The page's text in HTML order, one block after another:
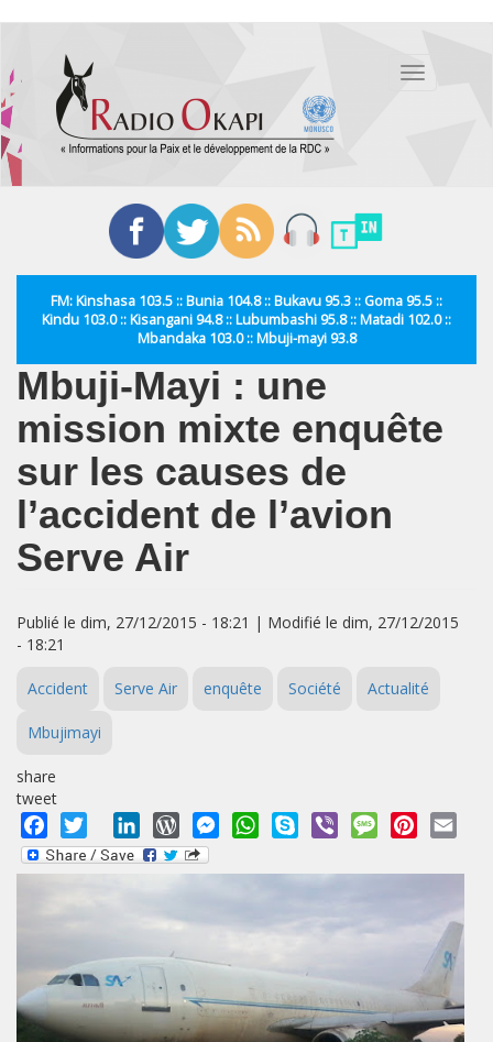
contenu
principal
Toggle
FM: Kinshasa 103.5 :: Bunia 104.8 :: Bukavu 95.3 :: Goma 95.5 ::
Kindu 103.0 :: Kisangani 94.8 :: Lubumbashi 95.8 :: Matadi 102.0 ::
Mbandaka 103.0 :: Mbuji-mayi 93.8
Mbuji-Mayi : une
mission mixte enquête
sur les causes de
l’accident de l’avion
Serve Air
Publié le dim, 27/12/2015 - 18:21 | Modifié le dim, 27/12/2015
- 18:21
Accident Serve Air enquête Société Actualité
Mbujimayi
share
tweet
Facebook
Twitter LinkedInWordPressMessengerWhatsApp
Skype Viber MessagePinterest